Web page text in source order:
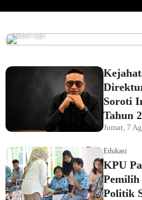
Baru saja
Soroti
Tahun
Jumat, 7
Edukasi
KPU
Pemilih
Politik